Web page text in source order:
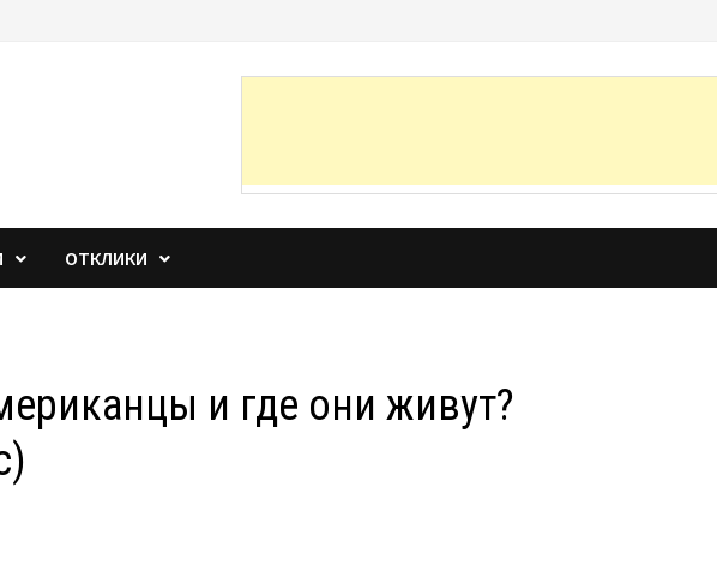
ОТКЛИКИ
и где они живут?